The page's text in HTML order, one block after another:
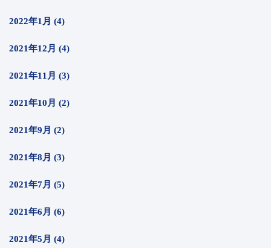
2022年1月 (4)
2021年12月 (4)
2021年11月 (3)
2021年10月 (2)
2021年9月 (2)
2021年8月 (3)
2021年7月 (5)
2021年6月 (6)
2021年5月 (4)